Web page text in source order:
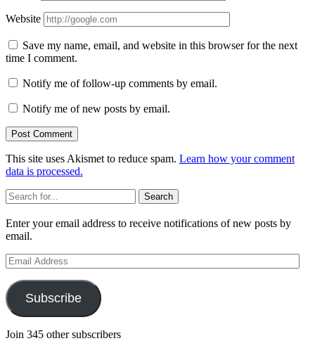
Website
Save my name, email, and website in this browser for the next
time I comment.
Notify me of follow-up comments by email.
Notify me of new posts by email.
This site uses Akismet to reduce spam. Learn how your comment
data is processed.
Sidebar
Search
Enter your email address to receive notifications of new posts by
email.
Email
Address
Subscribe
Join 345 other subscribers